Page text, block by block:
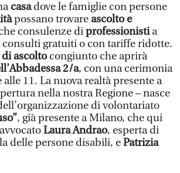
casadove le famiglie con persone
possano trovare ascolto e
consulenze diprofessionistia
gratuiti o con tariffe ridotte.
ascoltocongiunto che aprirà
2/a, con una cerimonia
11. La nuova realtà presente a
nella nostra Regione – nasce
di volontariato
, già presente a Milano, che qui
Laura Andrao, esperta di
delle persone disabili, ePatrizia